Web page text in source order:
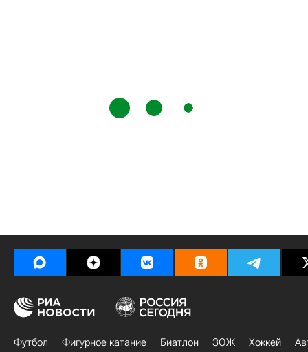
Футбол Фигурное катание Биатлон ЗОЖ Хоккей